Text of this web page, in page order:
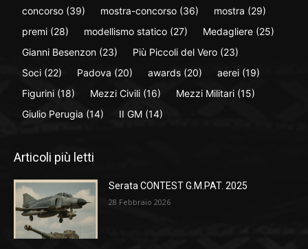
concorso (39) mostra-concorso (36) mostra (29)
premi (28) modellismo statico (27) Medagliere (25)
Gianni Besenzon (23) Più Piccoli del Vero (23)
Soci (22) Padova (20) awards (20) aerei (19)
Figurini (18) Mezzi Civili (16) Mezzi Militari (15)
Giulio Perugia (14) II GM (14)
Articoli più letti
Serata CONTEST G.M.PAT. 2025
28 Febbraio 2026